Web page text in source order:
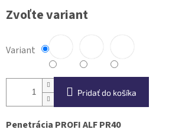
Jednotková
cena:
Zvoľte variant
Variant
Pridať do košíka
Penetrácia PROFI ALF PR40